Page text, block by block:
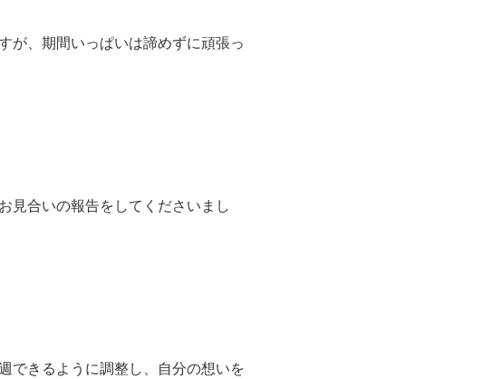
が、期間いっぱいは諦めずに頑張っ
見合いの報告をしてくださいまし
できるように調整し、自分の想いを